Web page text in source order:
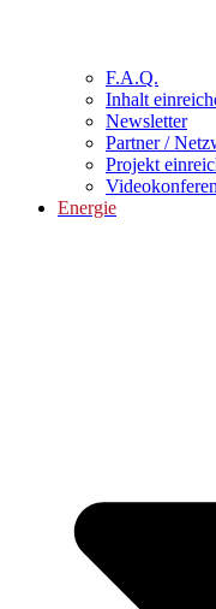
F.A.Q.
Inhalt
Newsletter
Partner /
Projekt
Energie